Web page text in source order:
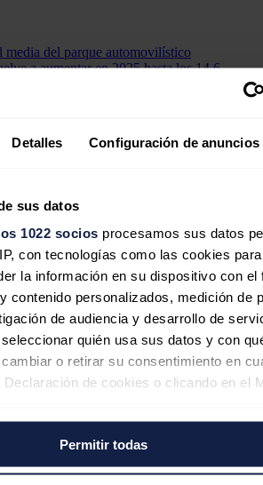
Detalles Configuración de anuncios
sus datos
1022 socios procesamos sus datos
con tecnologías como las cookies para
la información en su dispositivo con el
contenido personalizados, medición de
de audiencia y desarrollo de
quién usa sus datos y con
o retirar su consentimiento en
de cookies o clicando en el
quisiéramos:
sobre su ubicación geográfica
Permitir todas
español vuelve a
2025 hasta los 14,6 años
2026
de la comercialización
competencia, cercanía
08/2026